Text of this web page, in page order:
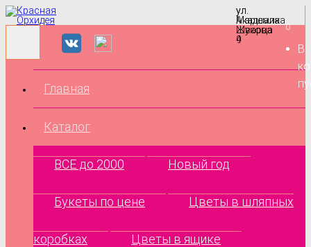
ул.
Маршала
Жукова
9
ул.
Академика
Шварца
4
0
В
Главная
Каталог
ВСЕ до 2000 Новый год
Букеты по цене Цветы в шляпных
коробках Цветы в ящике